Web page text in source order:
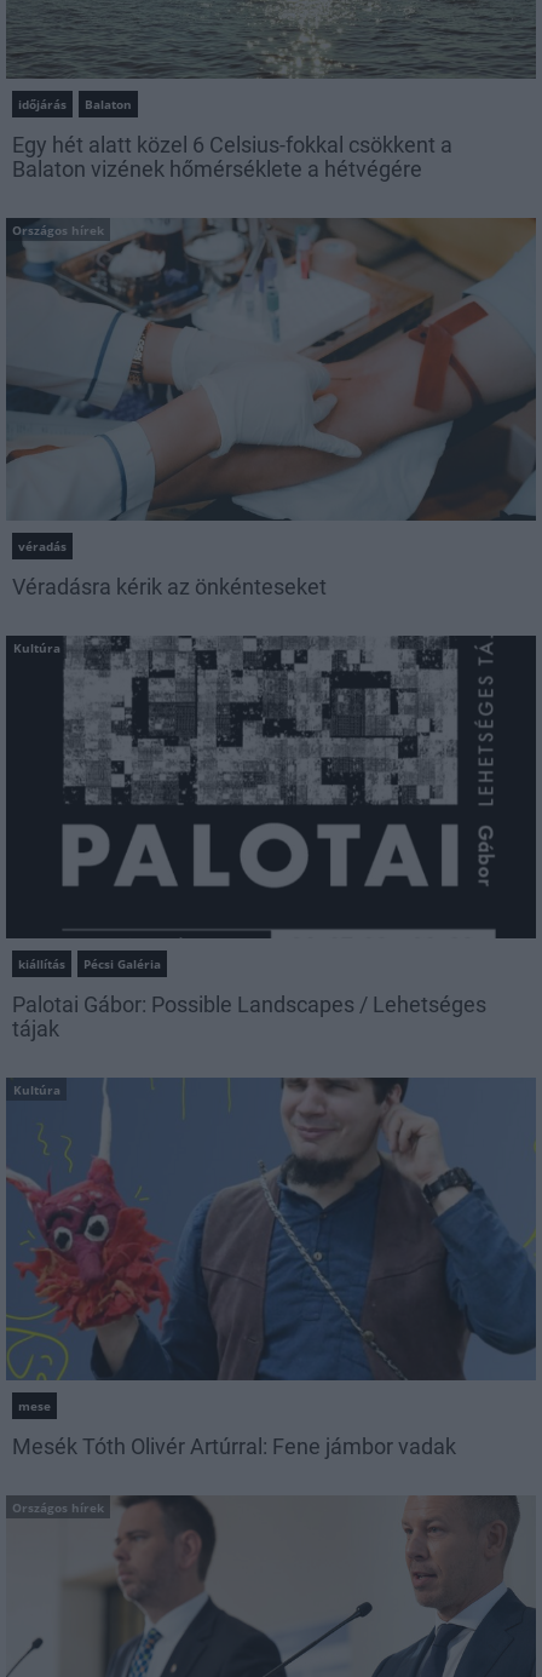
időjárás Balaton
Egy hét alatt közel 6 Celsius-fokkal csökkent a
Balaton vizének hőmérséklete a hétvégére
Országos hírek
véradás
Véradásra kérik az önkénteseket
Kultúra
kiállítás Pécsi Galéria
Palotai Gábor: Possible Landscapes / Lehetséges
tájak
Kultúra
mese
Mesék Tóth Olivér Artúrral: Fene jámbor vadak
Országos hírek